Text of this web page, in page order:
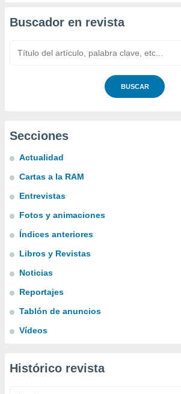
Buscador en revista
BUSCAR
Secciones
Actualidad
Cartas a la RAM
Entrevistas
Fotos y animaciones
Índices anteriores
Libros y Revistas
Noticias
Reportajes
Tablón de anuncios
Vídeos
Histórico revista